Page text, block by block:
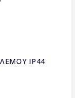
IP44